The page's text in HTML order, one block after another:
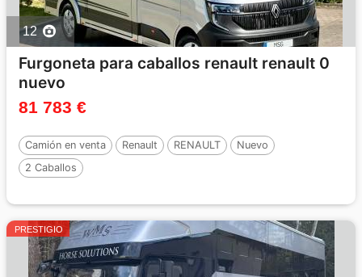
12
Furgoneta para caballos renault renault 0
nuevo
81 783 €
Camión en venta Renault RENAULT
Nuevo
2 Caballos
PRESTIGIO